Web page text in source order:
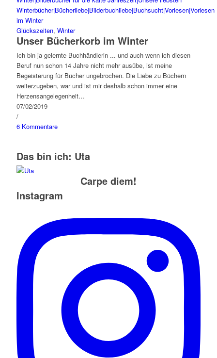
Glückszeiten, Winter
Unser Bücherkorb im Winter
Ich bin ja gelernte Buchhändlerin ... und auch wenn ich diesen
Beruf nun schon 14 Jahre nicht mehr ausübe, ist meine
Begeisterung für Bücher ungebrochen. Die Liebe zu Büchern
weiterzugeben, war und ist mir deshalb schon immer eine
Herzensangelegenheit…
07/02/2019
/
6 Kommentare
Das bin ich: Uta
Carpe diem!
Instagram